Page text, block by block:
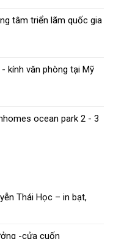
tâm triển lãm quốc gia
kính văn phòng tại Mỹ
ocean park 2 - 3
Thái Học – in bạt,
-cửa cuốn